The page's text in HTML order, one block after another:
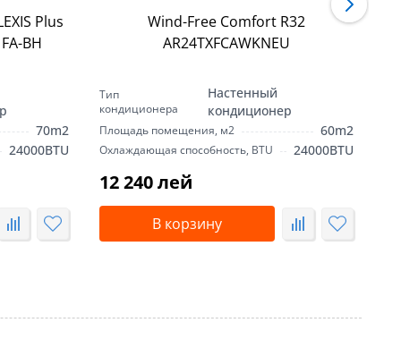
Plus
BH
70m2
24000BTU
Wind-Free Comfort R32
AR24TXFCAWKNEU
Тип
кондиционера
Настенный
кондиционер
Площадь помещения, м2 60m2
Охлаждающая способность, BTU 24000BTU
12 240 лей
В корзину